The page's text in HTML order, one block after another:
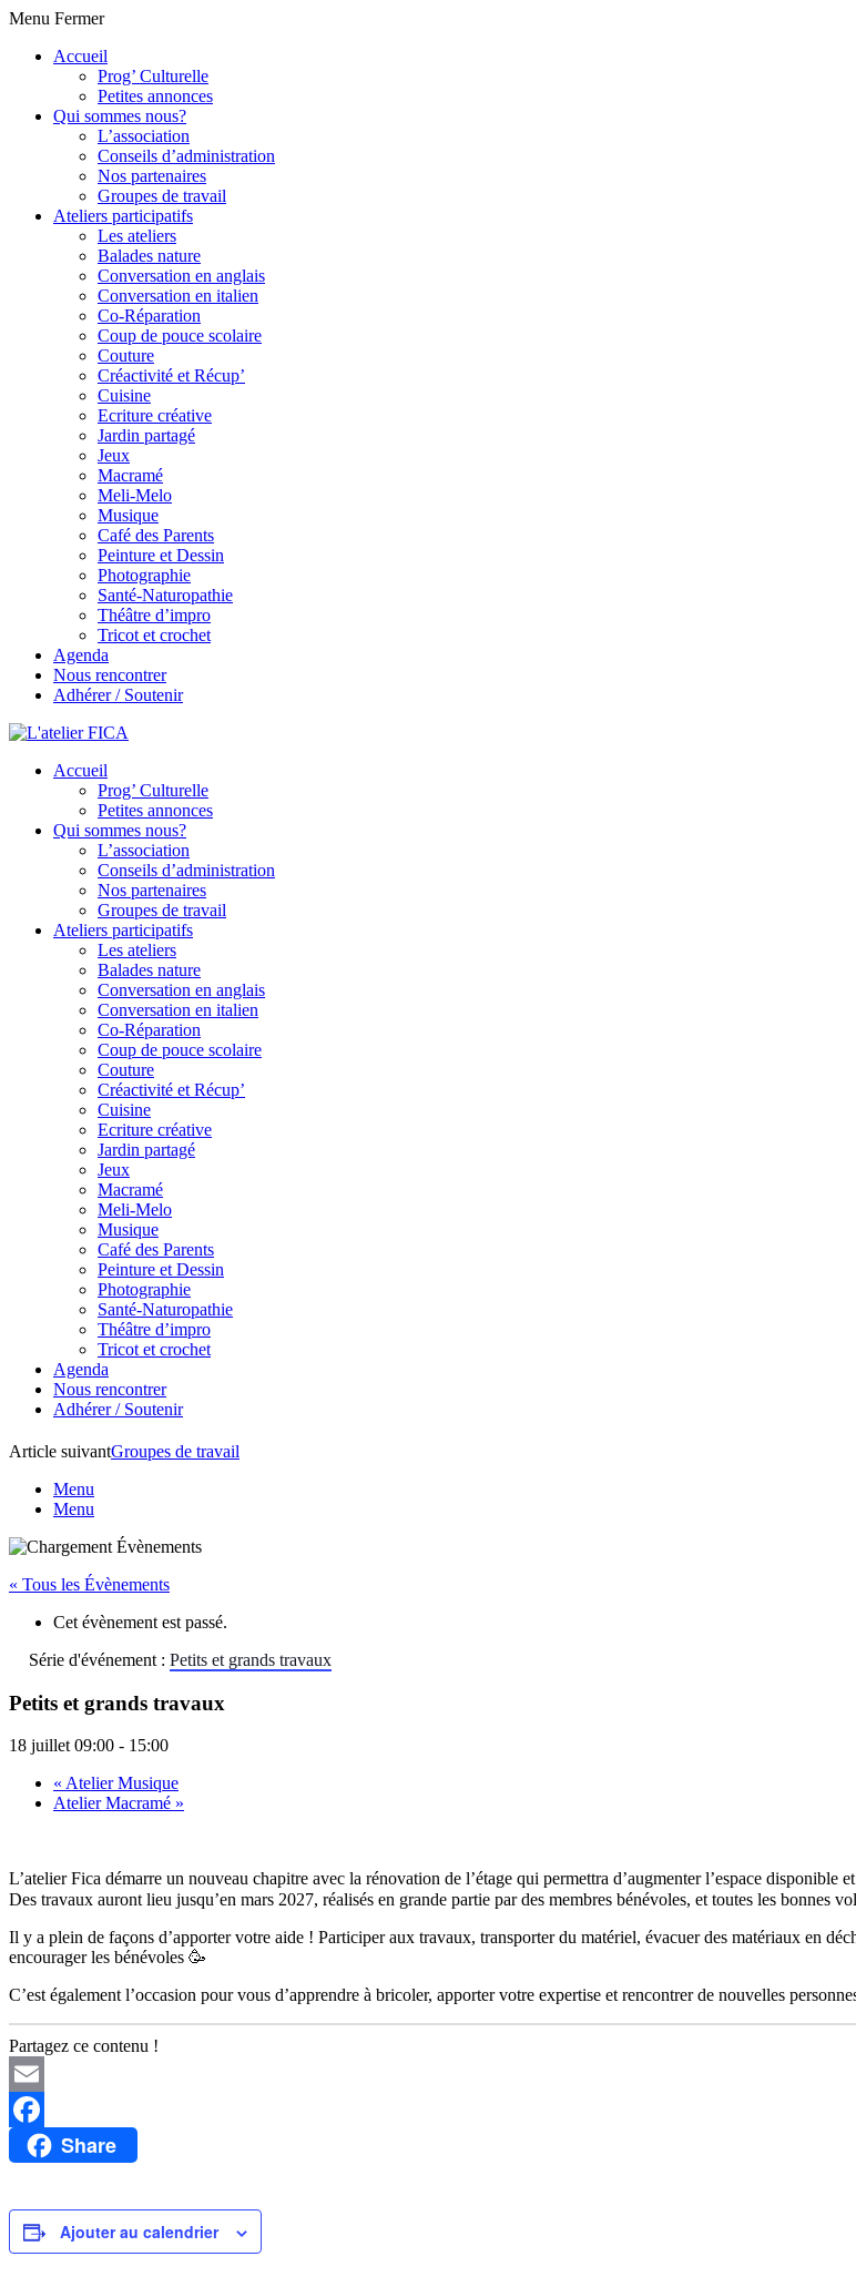
Menu Fermer
Accueil
Prog’ Culturelle
Petites annonces
Qui sommes nous?
L’association
Conseils d’administration
Nos partenaires
Groupes de travail
Ateliers participatifs
Les ateliers
Balades nature
Conversation en anglais
Conversation en italien
Co-Réparation
Coup de pouce scolaire
Couture
Créactivité et Récup’
Cuisine
Ecriture créative
Jardin partagé
Jeux
Macramé
Meli-Melo
Musique
Café des Parents
Peinture et Dessin
Photographie
Santé-Naturopathie
Théâtre d’impro
Tricot et crochet
Agenda
Nous rencontrer
Adhérer / Soutenir
L'atelier FICA
Actions conviviales écologiques et solidaires sur le territoire de Meximieux
Accueil
Prog’ Culturelle
Petites annonces
Qui sommes nous?
L’association
Conseils d’administration
Nos partenaires
Groupes de travail
Ateliers participatifs
Les ateliers
Balades nature
Conversation en anglais
Conversation en italien
Co-Réparation
Coup de pouce scolaire
Couture
Créactivité et Récup’
Cuisine
Ecriture créative
Jardin partagé
Jeux
Macramé
Meli-Melo
Musique
Café des Parents
Peinture et Dessin
Photographie
Santé-Naturopathie
Théâtre d’impro
Tricot et crochet
Agenda
Nous rencontrer
Adhérer / Soutenir
Article suivantGroupes de travail
Menu
Menu
« Tous les Évènements
Cet évènement est passé.
Série d'événement : Petits et grands travaux
Petits et grands travaux
18 juillet 09:00 - 15:00
« Atelier Musique
Atelier Macramé »
L’atelier Fica démarre un nouveau chapitre avec la rénovation de l’étage qui permettra d’augmenter l’espace disponible
Des travaux auront lieu jusqu’en mars 2027, réalisés en grande partie par des membres bénévoles, et toutes les bonnes
Il y a plein de façons d’apporter votre aide ! Participer aux travaux, transporter du matériel, évacuer des matériaux en
encourager les bénévoles 🥳
C’est également l’occasion pour vous d’apprendre à bricoler, apporter votre expertise et rencontrer de nouvelles
Partagez ce contenu !
Email
FacebookShare
Ajouter au calendrier